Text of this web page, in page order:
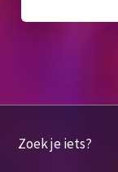
Zoek je iets?